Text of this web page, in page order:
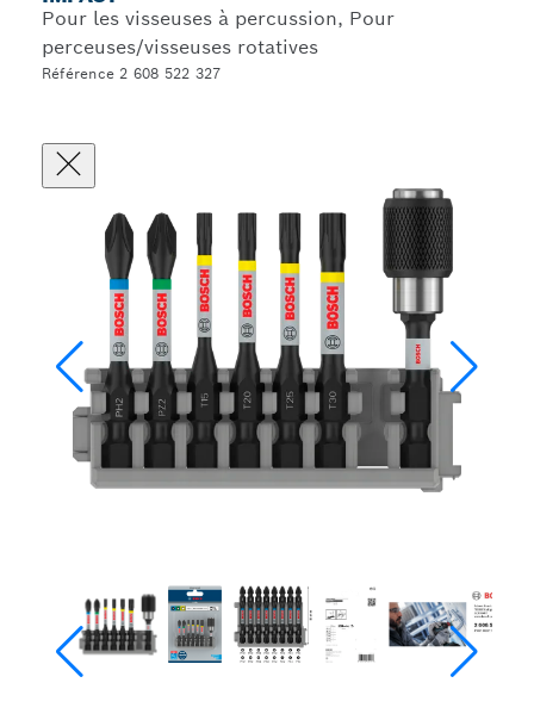
Pour les visseuses à percussion, Pour
perceuses/visseuses rotatives
Référence 2 608 522 327